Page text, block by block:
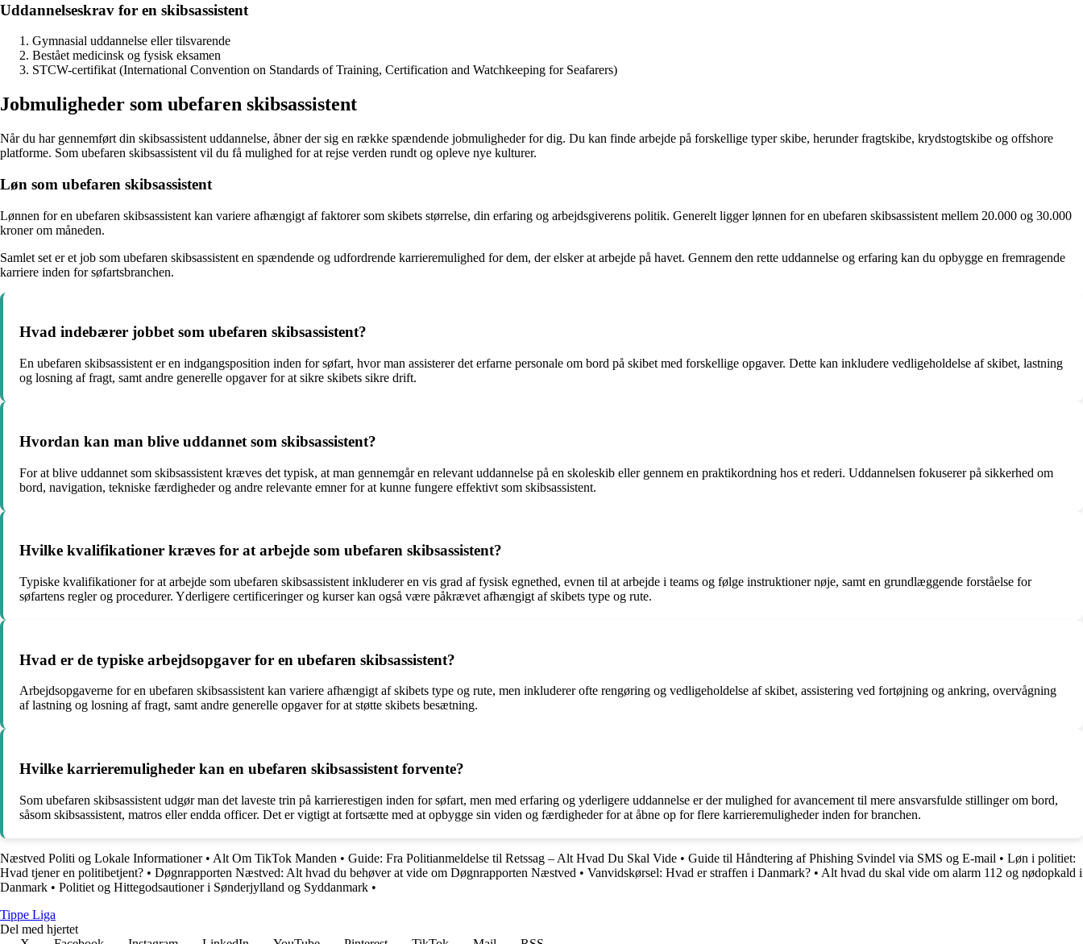
Uddannelseskrav for en skibsassistent
Gymnasial uddannelse eller tilsvarende
Bestået medicinsk og fysisk eksamen
STCW-certifikat (International Convention on Standards of Training, Certification and Watchkeeping for Seafarers)
Jobmuligheder som ubefaren skibsassistent
Når du har gennemført din skibsassistent uddannelse, åbner der sig en række spændende jobmuligheder for dig. Du kan finde arbejde på forskellige typer skibe, herunder fragtskibe, krydstogtskibe og offshore
platforme. Som ubefaren skibsassistent vil du få mulighed for at rejse verden rundt og opleve nye kulturer.
Løn som ubefaren skibsassistent
Lønnen for en ubefaren skibsassistent kan variere afhængigt af faktorer som skibets størrelse, din erfaring og arbejdsgiverens politik. Generelt ligger lønnen for en ubefaren skibsassistent mellem 20.000 og 30.000
kroner om måneden.
Samlet set er et job som ubefaren skibsassistent en spændende og udfordrende karrieremulighed for dem, der elsker at arbejde på havet. Gennem den rette uddannelse og erfaring kan du opbygge en fremragende
karriere inden for søfartsbranchen.
Hvad indebærer jobbet som ubefaren skibsassistent?
En ubefaren skibsassistent er en indgangsposition inden for søfart, hvor man assisterer det erfarne personale om bord på skibet med forskellige opgaver. Dette kan inkludere vedligeholdelse af skibet, lastning
og losning af fragt, samt andre generelle opgaver for at sikre skibets sikre drift.
Hvordan kan man blive uddannet som skibsassistent?
For at blive uddannet som skibsassistent kræves det typisk, at man gennemgår en relevant uddannelse på en skoleskib eller gennem en praktikordning hos et rederi. Uddannelsen fokuserer på sikkerhed om
bord, navigation, tekniske færdigheder og andre relevante emner for at kunne fungere effektivt som skibsassistent.
Hvilke kvalifikationer kræves for at arbejde som ubefaren skibsassistent?
Typiske kvalifikationer for at arbejde som ubefaren skibsassistent inkluderer en vis grad af fysisk egnethed, evnen til at arbejde i teams og følge instruktioner nøje, samt en grundlæggende forståelse for
søfartens regler og procedurer. Yderligere certificeringer og kurser kan også være påkrævet afhængigt af skibets type og rute.
Hvad er de typiske arbejdsopgaver for en ubefaren skibsassistent?
Arbejdsopgaverne for en ubefaren skibsassistent kan variere afhængigt af skibets type og rute, men inkluderer ofte rengøring og vedligeholdelse af skibet, assistering ved fortøjning og ankring, overvågning
af lastning og losning af fragt, samt andre generelle opgaver for at støtte skibets besætning.
Hvilke karrieremuligheder kan en ubefaren skibsassistent forvente?
Som ubefaren skibsassistent udgør man det laveste trin på karrierestigen inden for søfart, men med erfaring og yderligere uddannelse er der mulighed for avancement til mere ansvarsfulde stillinger om bord,
såsom skibsassistent, matros eller endda officer. Det er vigtigt at fortsætte med at opbygge sin viden og færdigheder for at åbne op for flere karrieremuligheder inden for branchen.
Næstved Politi og Lokale Informationer• Alt Om TikTok Manden • Guide: Fra Politianmeldelse til Retssag – Alt Hvad Du Skal Vide • Guide til Håndtering af Phishing Svindel via SMS og E-mail • Løn i politiet:
Hvad tjener en politibetjent? • Døgnrapporten Næstved: Alt hvad du behøver at vide om Døgnrapporten Næstved • Vanvidskørsel: Hvad er straffen i Danmark? • Alt hvad du skal vide om alarm 112 og nødopkald i
Danmark • Politiet og Hittegodsautioner i Sønderjylland og Syddanmark •
Tippe Liga
Del med hjertet